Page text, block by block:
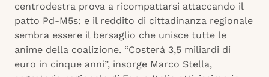
centrodestra prova a ricompattarsi attaccando il
patto Pd-M5s: e il reddito di cittadinanza regionale
sembra essere il bersaglio che unisce tutte le
anime della coalizione. “Costerà 3,5 miliardi di
euro in cinque anni”, insorge Marco Stella,